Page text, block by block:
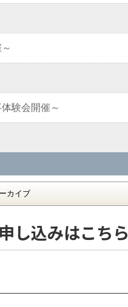
験会開催～
し込みはこちら